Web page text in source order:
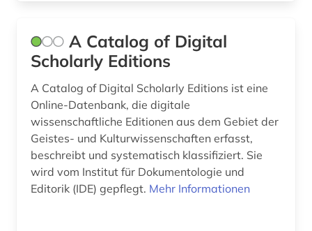
choral (3)
choralbearbeitung (3)
choralsatz (1)
choreographie (1)
chorgesang (1)
chormusik (3)
A Catalog of Digital
Scholarly Editions
A Catalog of Digital Scholarly Editions ist eine
Online-Datenbank, die digitale
wissenschaftliche Editionen aus dem Gebiet der
Geistes- und Kulturwissenschaften erfasst,
beschreibt und systematisch klassifiziert. Sie
wird vom Institut für Dokumentologie und
Editorik (IDE) gepflegt. Mehr Informationen